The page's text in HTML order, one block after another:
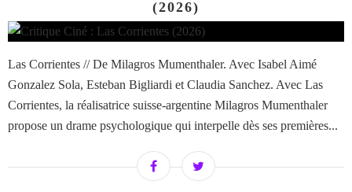
(2026)
Las Corrientes // De Milagros Mumenthaler. Avec Isabel Aimé
Gonzalez Sola, Esteban Bigliardi et Claudia Sanchez. Avec Las
Corrientes, la réalisatrice suisse-argentine Milagros Mumenthaler
propose un drame psychologique qui interpelle dès ses premières...